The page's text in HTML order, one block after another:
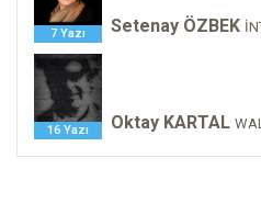
7 Yazı Setenay ÖZBEK
16 Yazı Oktay KARTAL